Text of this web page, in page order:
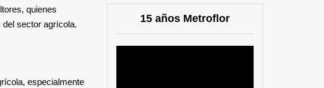
quienes
sector agrícola.
especialmente
15 años Metroflor